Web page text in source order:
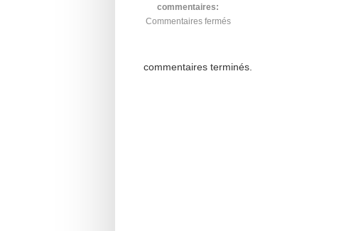
commentaires:
Commentaires fermés
commentaires terminés.